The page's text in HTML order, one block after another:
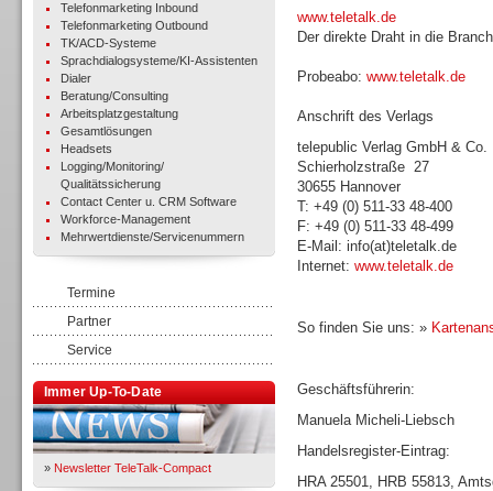
Telefonmarketing Inbound
Telefonmarketing Outbound
TK/ACD-Systeme
Sprachdialogsysteme/KI-Assistenten
Dialer
Beratung/Consulting
Arbeitsplatzgestaltung
Gesamtlösungen
Headsets
Logging/Monitoring/
Qualitätssicherung
Contact Center u. CRM Software
Workforce-Management
Mehrwertdienste/Servicenummern
Termine
Partner
Service
Immer Up-To-Date
» Newsletter TeleTalk-Compact
www.teletalk.de
Der direkte Draht in die
Probeabo: www.teletalk.de
Anschrift des Verlags
telepublic Verlag GmbH & Co.
Schierholzstraße 27
30655 Hannover
T: +49 (0) 511-33 48-400
F: +49 (0) 511-33 48-499
E-Mail: info(at)teletalk.de
Internet: www.teletalk.de
So finden Sie uns: »
Geschäftsführerin:
Manuela Micheli-Liebsch
Handelsregister-Eintrag:
HRA 25501, HRB 55813,